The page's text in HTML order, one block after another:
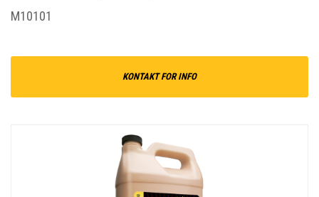
M10101
KONTAKT FOR INFO